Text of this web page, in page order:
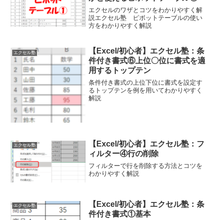
エクセルのワザとコツをわかりやすく解
説エクセル塾 ピボットテーブルの使い
方をわかりやすく解説
エクセル塾
【Excel/初心者】エクセル塾：条
件付き書式⑥上位〇位に書式を適
用するトップテン
条件付き書式の上位下位に書式を設定す
るトップテンを例を用いてわかりやすく
解説
エクセル塾
【Excel/初心者】エクセル塾：フ
ィルター④行の削除
フィルターで行を削除する方法とコツを
わかりやすく解説
エクセル塾
【Excel/初心者】エクセル塾：条
件付き書式①基本